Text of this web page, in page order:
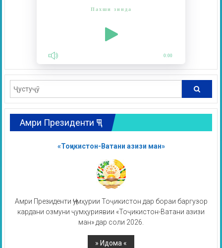
Пахши зинда
0:00
Амри Президенти ҶТ
«Тоҷикистон-Ватани азизи ман»
Амри Президенти Ҷумҳурии Тоҷикистон дар бораи баргузор
кардани озмуни ҷумҳуриявии «Тоҷикистон-Ватани азизи
ман» дар соли 2026.